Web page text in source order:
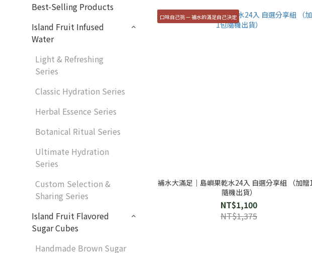
Best-Selling Products
Island Fruit Infused
Water
Light & Refreshing
Series
Classic Hydration Series
Herbal Essence Series
Botanical Ritual Series
Ultimate Hydration
Series
Custom Selection &
Sharing Series
Island Fruit Flavored
Sugar Cubes
Handmade Brown Sugar
口味自己挑 — 補水的滿足自己決定
補水大滿足｜島嶼果乾水24入 自選分享組 （加贈
隨機出貨）
NT$1,100
NT$1,375